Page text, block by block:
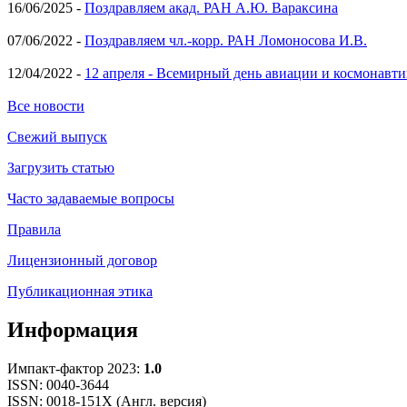
16/06/2025 - Поздравляем акад. РАН А.Ю. Вараксина
07/06/2022 - Поздравляем чл.-корр. РАН Ломоносова И.В.
12/04/2022 - 12 апреля - Всемирный день авиации и
Все новости
Свежий выпуск
Загрузить статью
Часто задаваемые вопросы
Правила
Лицензионный договор
Публикационная этика
Информация
Импакт-фактор 2023: 1.0
ISSN: 0040-3644
ISSN: 0018-151X (Англ. версия)